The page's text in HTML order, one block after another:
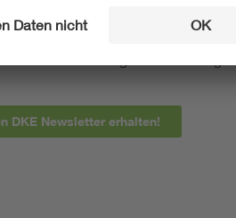
aktuelle Arbeitsergebnisse,
bereits frühzeitig über zukünftige
DKE Newsletter erhalten!